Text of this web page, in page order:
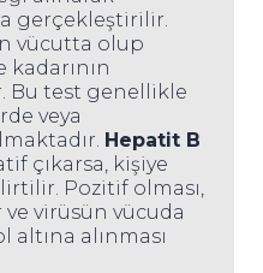
gerçekleştirilir.
vücutta olup
kadarının
Bu test genellikle
veya
Hepatit B
çıkarsa, kişiye
Pozitif olması,
ve virüsün vücuda
alınması